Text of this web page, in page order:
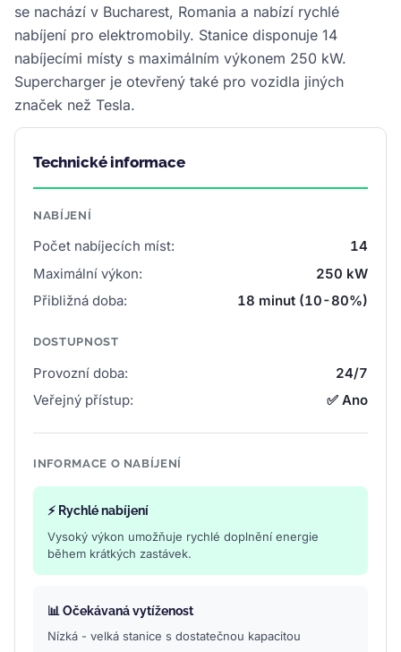
se nachází v Bucharest, Romania a nabízí rychlé
nabíjení pro elektromobily. Stanice disponuje 14
nabíjecími místy s maximálním výkonem 250 kW.
Supercharger je otevřený také pro vozidla jiných
značek než Tesla.
Technické informace
NABÍJENÍ
Počet nabíjecích míst:
14
Maximální výkon:
250 kW
Přibližná doba:
18 minut (10-80%)
DOSTUPNOST
Provozní doba:
24/7
Veřejný přístup:
✅ Ano
INFORMACE O NABÍJENÍ
⚡ Rychlé nabíjení
Vysoký výkon umožňuje rychlé doplnění energie
během krátkých zastávek.
📊 Očekávaná vytíženost
Nízká - velká stanice s dostatečnou kapacitou